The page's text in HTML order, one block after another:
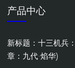
产品中心
新标题：十三机兵
章：九代·焰华)